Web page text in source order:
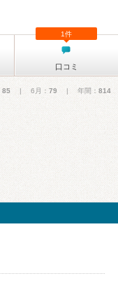
口コミ
1件
85 | 6月： 79 | 年間： 814